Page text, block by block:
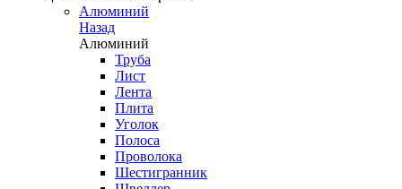
Алюминий
Назад
Алюминий
Труба
Лист
Лента
Плита
Уголок
Полоса
Проволока
Шестигранник